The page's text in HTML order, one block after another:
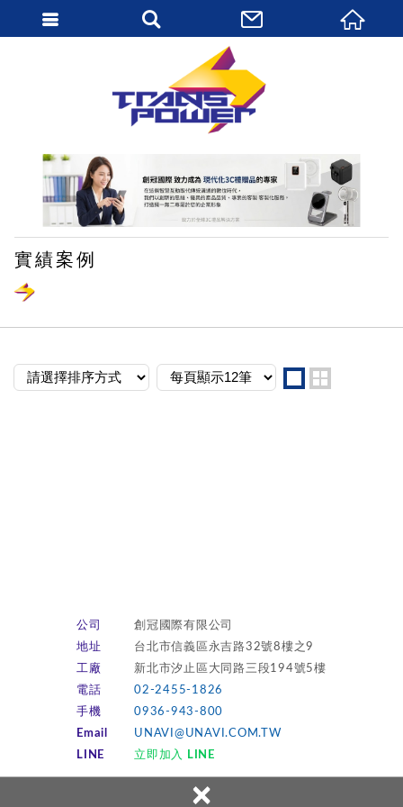
×
實績案例
公司
創冠國際有限公司
地址
台北市信義區永吉路32號8樓之9
工廠
新北市汐止區大同路三段194號5樓
電話
02-2455-1826
手機
0936-943-800
Email
UNAVI@UNAVI.COM.TW
LINE
立即加入 LINE
繁體中文